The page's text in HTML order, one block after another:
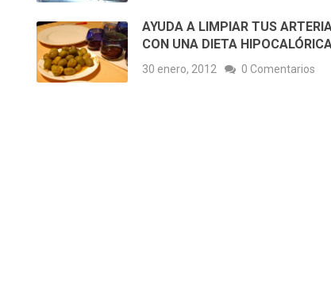
AYUDA A LIMPIAR TUS
CON UNA DIETA
30 enero, 2012 0 Comentarios